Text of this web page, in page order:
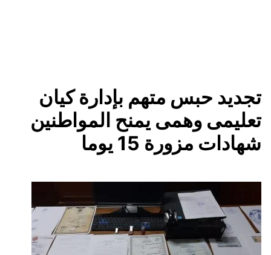
تجديد حبس متهم بإدارة كيان
تعليمى وهمى يمنح المواطنين
شهادات مزورة 15 يوما